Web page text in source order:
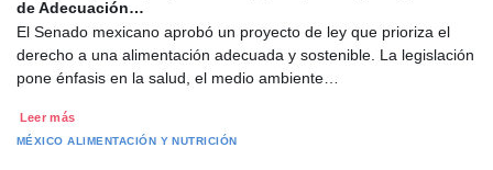
de Adecuación…
El Senado mexicano aprobó un proyecto de ley que prioriza el
derecho a una alimentación adecuada y sostenible. La legislación
pone énfasis en la salud, el medio ambiente…
Leer más
MÉXICO ALIMENTACIÓN Y NUTRICIÓN